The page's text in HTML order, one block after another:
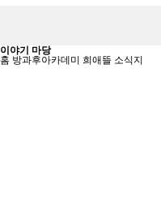
이야기 마당
홈 방과후아카데미 희애뜰 소식지